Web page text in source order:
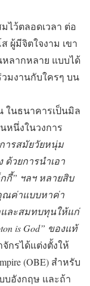
ไว้ตลอดเวลา ต่อ
ผู้มีจิตใจงาม เขา
ลากหลาย แบบได้
วมงานกับใครๆ บน
ในธนาคารเป็นมิล
หนึ่งในวงการ
ารสมัยวัยหนุ่ม
ด้วยการนำเอา
กี้” ฯลฯ หลายสิบ
ณค่าแบบหาค่า
ละสมทบทุนให้แก่
is God” ของแท้
กรได้แต่งตั้งให้
(OBE) สำหรับ
บอังกฤษ และถ้า